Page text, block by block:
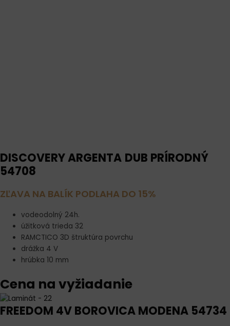
DISCOVERY ARGENTA DUB PRÍRODNÝ
54708
ZĽAVA NA BALÍK PODLAHA DO 15%
vodeodolný 24h.
úžitková trieda 32
RAMCTICO 3D štruktúra povrchu
drážka 4 V
hrúbka 10 mm
Cena na vyžiadanie
FREEDOM 4V BOROVICA MODENA 54734